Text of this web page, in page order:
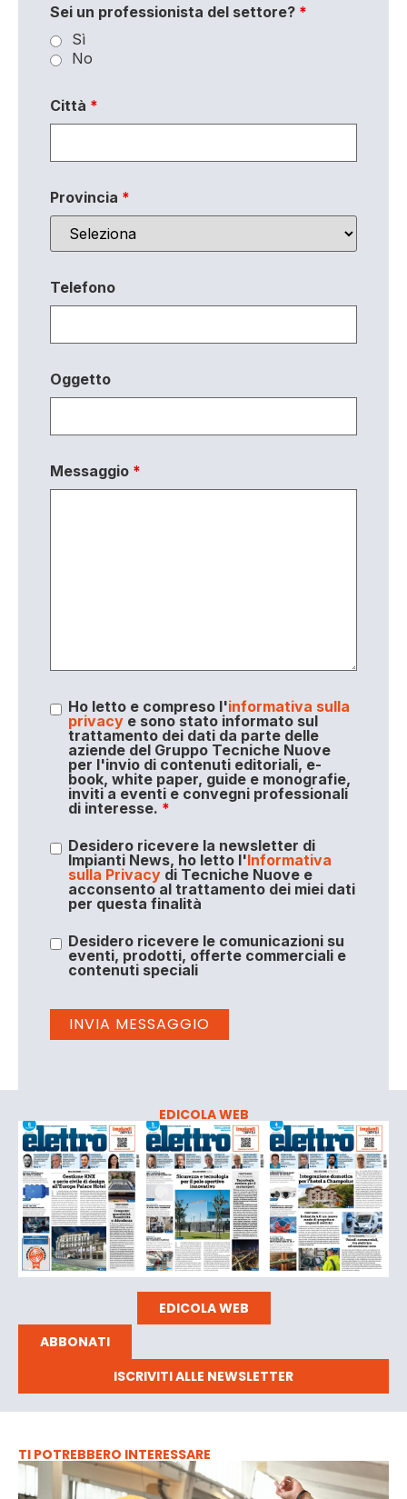
Sei un professionista del settore? *
Sì
No
Città *
Provincia *
Telefono
Oggetto
Messaggio *
Ho letto e compreso l'informativa sulla
privacye sono stato informato sul
trattamento dei dati da parte delle
aziende del Gruppo Tecniche Nuove
per l'invio di contenuti editoriali, e-
book, white paper, guide e monografie,
inviti a eventi e convegni professionali
di interesse. *
Desidero ricevere la newsletter di
Impianti News, ho letto l'Informativa
sulla Privacydi Tecniche Nuove e
acconsento al trattamento dei miei dati
per questa finalità
Desidero ricevere le comunicazioni su
eventi, prodotti, offerte commerciali e
contenuti speciali
EDICOLA WEB
EDICOLA WEB
ABBONATI
ISCRIVITI ALLE NEWSLETTER
TI POTREBBERO INTERESSARE